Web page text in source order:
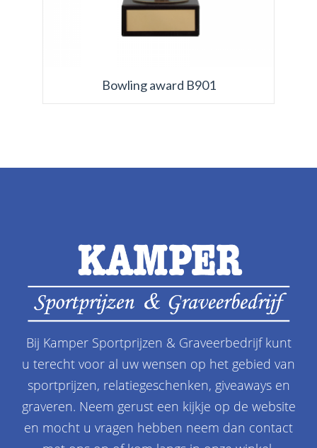
Bowling award B901
Bij Kamper Sportprijzen & Graveerbedrijf kunt
u terecht voor al uw wensen op het gebied van
sportprijzen, relatiegeschenken, giveaways en
graveren. Neem gerust een kijkje op de website
en mocht u vragen hebben neem dan contact